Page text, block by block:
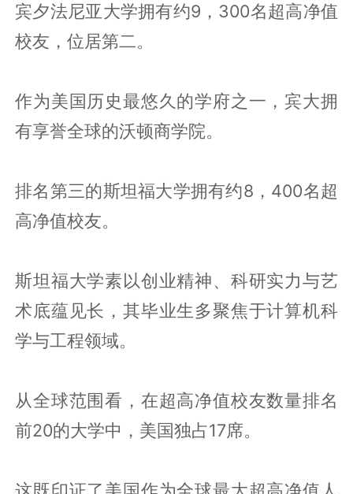
宾夕法尼亚大学拥有约9，300名超高净值
校友，位居第二。
作为美国历史最悠久的学府之一，宾大拥
有享誉全球的沃顿商学院。
排名第三的斯坦福大学拥有约8，400名超
高净值校友。
斯坦福大学素以创业精神、科研实力与艺
术底蕴见长，其毕业生多聚焦于计算机科
学与工程领域。
从全球范围看，在超高净值校友数量排名
前20的大学中，美国独占17席。